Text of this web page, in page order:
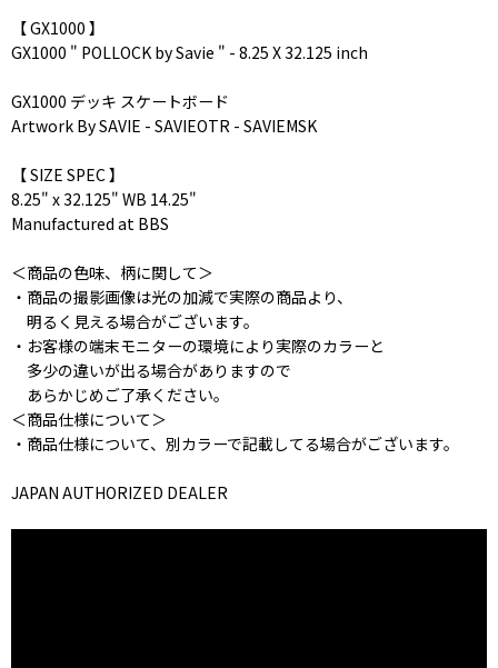
【 GX1000 】
GX1000 " POLLOCK by Savie " - 8.25 X 32.125 inch
GX1000 デッキ スケートボード
Artwork By SAVIE - SAVIEOTR - SAVIEMSK
【 SIZE SPEC 】
8.25" x 32.125" WB 14.25"
Manufactured at BBS
＜商品の色味、柄に関して＞
・商品の撮影画像は光の加減で実際の商品より、
明るく見える場合がございます。
・お客様の端末モニターの環境により実際のカラーと
多少の違いが出る場合がありますので
あらかじめご了承ください。
＜商品仕様について＞
・商品仕様について、別カラーで記載してる場合がございます。
JAPAN AUTHORIZED DEALER